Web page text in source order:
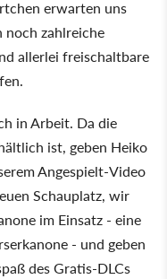
erwarten uns
noch zahlreiche
allerlei freischaltbare
in Arbeit. Da die
ist, geben Heiko
Angespielt-Video
Schauplatz, wir
im Einsatz - eine
- und geben
des Gratis-DLCs